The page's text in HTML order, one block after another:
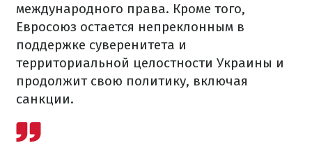
международного права. Кроме того,
Евросоюз остается непреклонным в
поддержке суверенитета и
территориальной целостности Украины и
продолжит свою политику, включая
санкции.